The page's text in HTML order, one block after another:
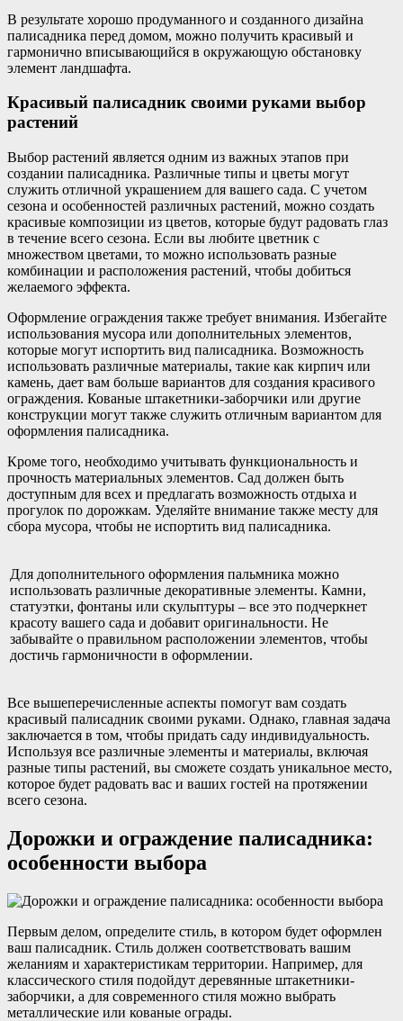
В результате хорошо продуманного и созданного дизайна
палисадника перед домом, можно получить красивый и
гармонично вписывающийся в окружающую обстановку
элемент ландшафта.
Красивый палисадник своими руками выбор
растений
Выбор растений является одним из важных этапов при
создании палисадника. Различные типы и цветы могут
служить отличной украшением для вашего сада. С учетом
сезона и особенностей различных растений, можно создать
красивые композиции из цветов, которые будут радовать глаз
в течение всего сезона. Если вы любите цветник с
множеством цветами, то можно использовать разные
комбинации и расположения растений, чтобы добиться
желаемого эффекта.
Оформление ограждения также требует внимания. Избегайте
использования мусора или дополнительных элементов,
которые могут испортить вид палисадника. Возможность
использовать различные материалы, такие как кирпич или
камень, дает вам больше вариантов для создания красивого
ограждения. Кованые штакетники-заборчики или другие
конструкции могут также служить отличным вариантом для
оформления палисадника.
Кроме того, необходимо учитывать функциональность и
прочность материальных элементов. Сад должен быть
доступным для всех и предлагать возможность отдыха и
прогулок по дорожкам. Уделяйте внимание также месту для
сбора мусора, чтобы не испортить вид палисадника.
Для дополнительного оформления пальмника можно
использовать различные декоративные элементы. Камни,
статуэтки, фонтаны или скульптуры – все это подчеркнет
красоту вашего сада и добавит оригинальности. Не
забывайте о правильном расположении элементов, чтобы
достичь гармоничности в оформлении.
Все вышеперечисленные аспекты помогут вам создать
красивый палисадник своими руками. Однако, главная задача
заключается в том, чтобы придать саду индивидуальность.
Используя все различные элементы и материалы, включая
разные типы растений, вы сможете создать уникальное место,
которое будет радовать вас и ваших гостей на протяжении
всего сезона.
Дорожки и ограждение палисадника:
особенности выбора
Первым делом, определите стиль, в котором будет оформлен
ваш палисадник. Стиль должен соответствовать вашим
желаниям и характеристикам территории. Например, для
классического стиля подойдут деревянные штакетники-
заборчики, а для современного стиля можно выбрать
металлические или кованые ограды.